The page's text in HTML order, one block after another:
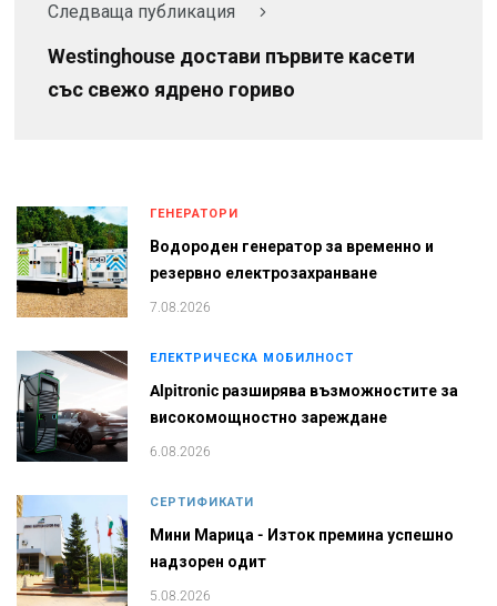
Следваща публикация
Westinghouse достави първите касети
със свежо ядрено гориво
ГЕНЕРАТОРИ
Водороден генератор за временно и
резервно електрозахранване
7.08.2026
ЕЛЕКТРИЧЕСКА МОБИЛНОСТ
Alpitronic разширява възможностите за
високомощностно зареждане
6.08.2026
СЕРТИФИКАТИ
Мини Марица - Изток премина успешно
надзорен одит
5.08.2026